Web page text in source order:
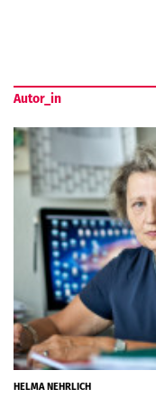
Autor_in
HELMA NEHRLICH